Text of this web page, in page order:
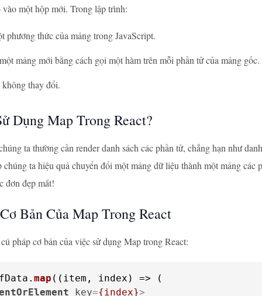
vào một hộp mới. Trong lập trình:
phương thức của mảng trong JavaScript.
mảng mới bằng cách gọi một hàm trên mỗi phần tử của mảng gốc.
thay đổi.
Dụng Map Trong React?
ta thường cần render danh sách các phần tử, chẳng hạn như
chúng ta hiệu quả chuyển đổi một mảng dữ liệu thành một mảng
đơn đẹp mắt!
Bản Của Map Trong React
pháp cơ bản của việc sử dụng Map trong React:
map ( ( item, index ) =>
key={index}>